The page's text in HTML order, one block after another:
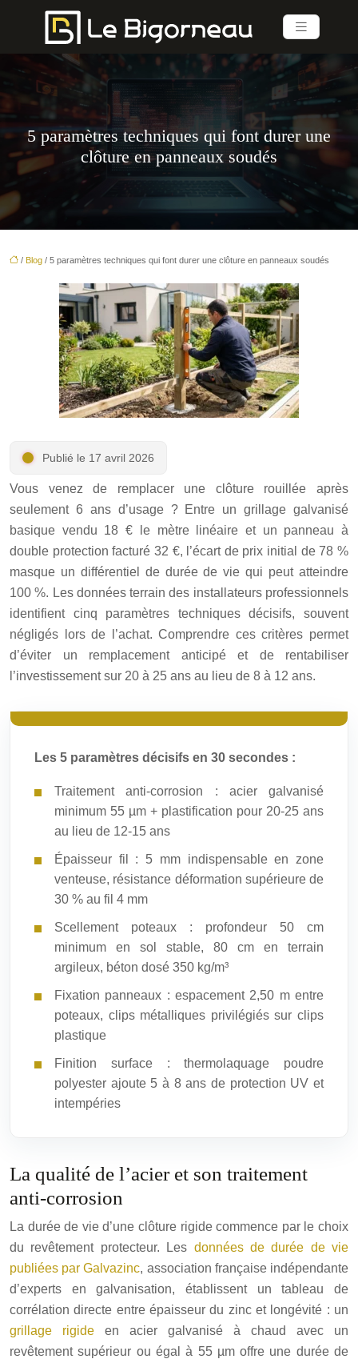
5 paramètres techniques qui font durer une
clôture en panneaux soudés
/ Blog / 5 paramètres techniques qui font durer une clôture en panneaux soudés
Publié le 17 avril 2026
Vous venez de remplacer une clôture rouillée après
seulement 6 ans d’usage ? Entre un grillage galvanisé
basique vendu 18 € le mètre linéaire et un panneau à
double protection facturé 32 €, l’écart de prix initial de 78 %
masque un différentiel de durée de vie qui peut atteindre
100 %. Les données terrain des installateurs professionnels
identifient cinq paramètres techniques décisifs, souvent
négligés lors de l’achat. Comprendre ces critères permet
d’éviter un remplacement anticipé et de rentabiliser
l’investissement sur 20 à 25 ans au lieu de 8 à 12 ans.
Les 5 paramètres décisifs en 30 secondes :
Traitement anti-corrosion : acier galvanisé
minimum 55 µm + plastification pour 20-25 ans
au lieu de 12-15 ans
Épaisseur fil : 5 mm indispensable en zone
venteuse, résistance déformation supérieure de
30 % au fil 4 mm
Scellement poteaux : profondeur 50 cm
minimum en sol stable, 80 cm en terrain
argileux, béton dosé 350 kg/m³
Fixation panneaux : espacement 2,50 m entre
poteaux, clips métalliques privilégiés sur clips
plastique
Finition surface : thermolaquage poudre
polyester ajoute 5 à 8 ans de protection UV et
intempéries
La qualité de l’acier et son traitement
anti-corrosion
La durée de vie d’une clôture rigide commence par le choix
du revêtement protecteur. Les données de durée de vie
publiées par Galvazinc, association française indépendante
d’experts en galvanisation, établissent un tableau de
corrélation directe entre épaisseur du zinc et longévité : un
grillage rigide en acier galvanisé à chaud avec un
revêtement supérieur ou égal à 55 µm offre une durée de